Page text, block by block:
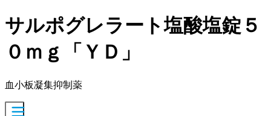
サルポグレラート塩酸塩錠５
０ｍｇ「ＹＤ」
血小板凝集抑制薬